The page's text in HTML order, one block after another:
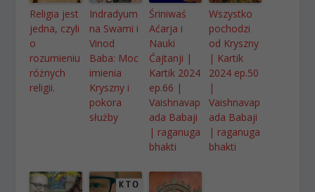
Religia jest
jedna, czyli
o
rozumieniu
różnych
religii.
Indradyum
na Swami i
Vinod
Baba: Moc
imienia
Kryszny i
pokora
służby
Śriniwaś
Aćarja i
Nauki
Ćajtanji |
Kartik 2024
ep.66 |
Vaishnavap
ada Babaji
| raganuga
bhakti
Wszystko
pochodzi
od Kryszny
| Kartik
2024 ep.50
|
Vaishnavap
ada Babaji
| raganuga
bhakti